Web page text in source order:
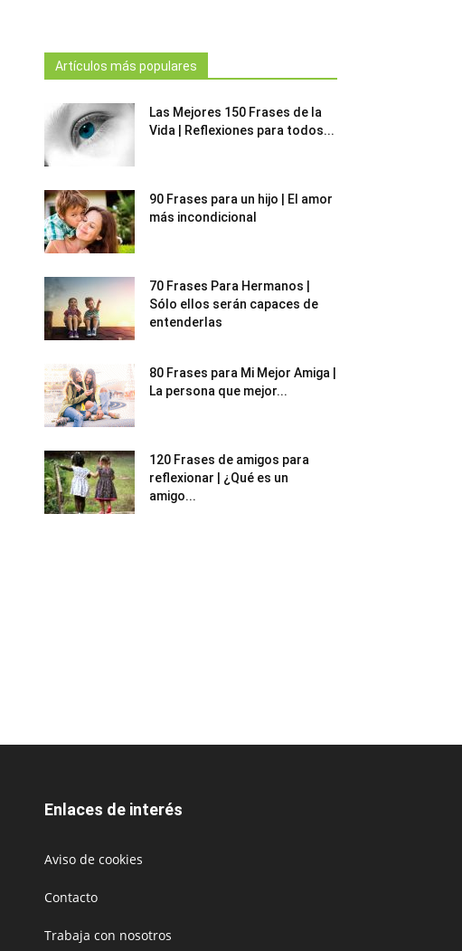
Artículos más populares
Las Mejores 150 Frases de la
Vida | Reflexiones para todos...
90 Frases para un hijo | El amor
más incondicional
70 Frases Para Hermanos |
Sólo ellos serán capaces de
entenderlas
80 Frases para Mi Mejor Amiga |
La persona que mejor...
120 Frases de amigos para
reflexionar | ¿Qué es un
amigo...
Enlaces de interés
Aviso de cookies
Contacto
Trabaja con nosotros